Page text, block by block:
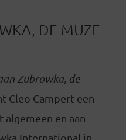
DE MUZE
Zubrowka, de
Cleo Campert een
algemeen en aan
International in